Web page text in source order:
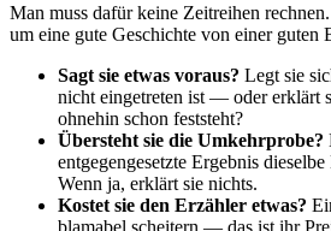
Man muss dafür keine Zeitreihen
um eine gute Geschichte von einer guten
Sagt sie etwas voraus? Legt sie
nicht eingetreten ist — oder erklärt
ohnehin schon feststeht?
Übersteht sie die Umkehrprobe?
entgegengesetzte Ergebnis
Wenn ja, erklärt sie nichts.
Kostet sie den Erzähler etwas?
blamabel scheitern — das ist ihr